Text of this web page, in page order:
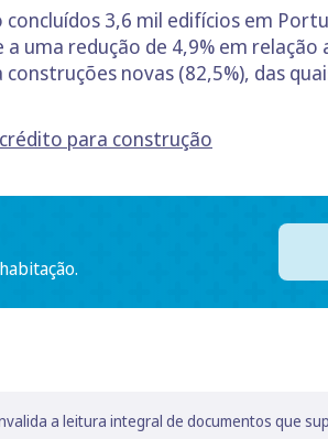
3,6 mil edifícios em
uma redução de 4,9% em
novas (82,5%), das
para construção
a leitura integral de documentos que